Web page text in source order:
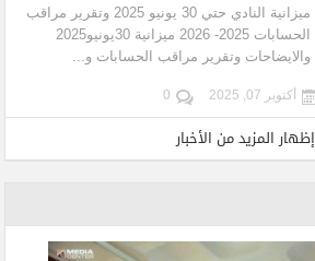
ميزانية النادي حتي 30 يونيو 2025 وتقرير مراقب
الحسابات 2025- 2026 ميزانية 30يونيو2025
والايضاحات وتقرير مراقب الحسابات و...
أكتوبر 07, 2025 0
إظهار المزيد من الأخبار